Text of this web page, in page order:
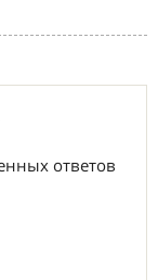
ответов